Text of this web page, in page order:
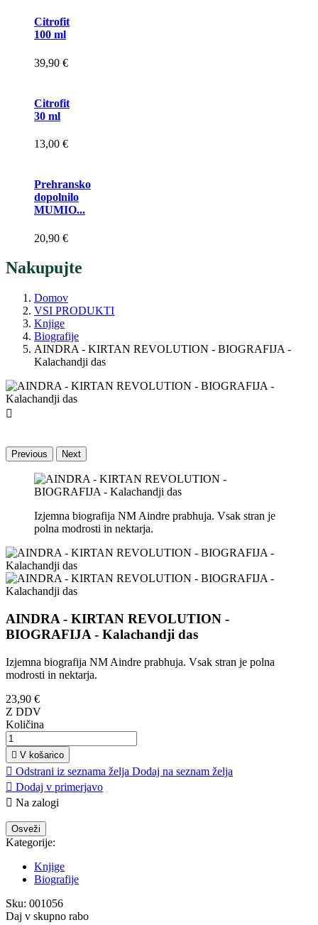
Citrofit
100 ml
39,90 €
Citrofit
30 ml
13,00 €
Prehransko
dopolnilo
MUMIO...
20,90 €
Nakupujte
Domov
VSI PRODUKTI
Knjige
Biografije
AINDRA - KIRTAN REVOLUTION - BIOGRAFIJA -
Kalachandji das

Previous Next
Izjemna biografija NM Aindre prabhuja. Vsak stran je
polna modrosti in nektarja.
AINDRA - KIRTAN REVOLUTION -
BIOGRAFIJA - Kalachandji das
Izjemna biografija NM Aindre prabhuja. Vsak stran je polna
modrosti in nektarja.
23,90 €
Z DDV
Količina
 V košarico
 Odstrani iz seznama želja Dodaj na seznam želja
 Dodaj v primerjavo
 Na zalogi
Kategorije:
Knjige
Biografije
Sku: 001056
Daj v skupno rabo